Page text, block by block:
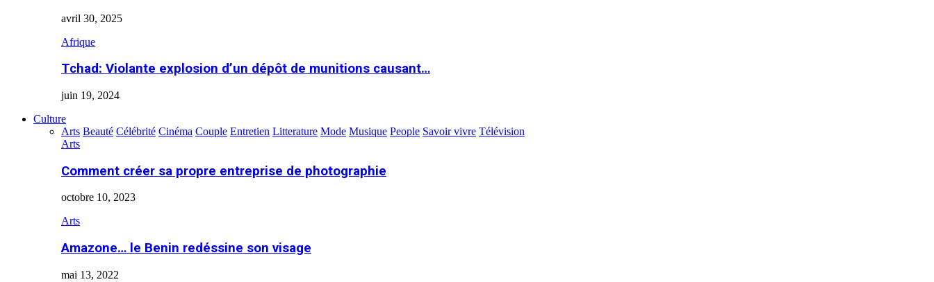
avril 30, 2025
Afrique
Tchad: Violante explosion d’un dépôt de munitions causant…
juin 19, 2024
Culture
Arts Beauté Célébrité Cinéma Couple Entretien Litterature Mode Musique People Savoir vivre Télévision
Arts
Comment créer sa propre entreprise de photographie
octobre 10, 2023
Arts
Amazone… le Benin redéssine son visage
mai 13, 2022